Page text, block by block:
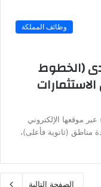
وظائف المملكة
(الخطوط
موقعها الإلكتروني
مناطق (ثانوية فأعلى)،
الصفحة التالية